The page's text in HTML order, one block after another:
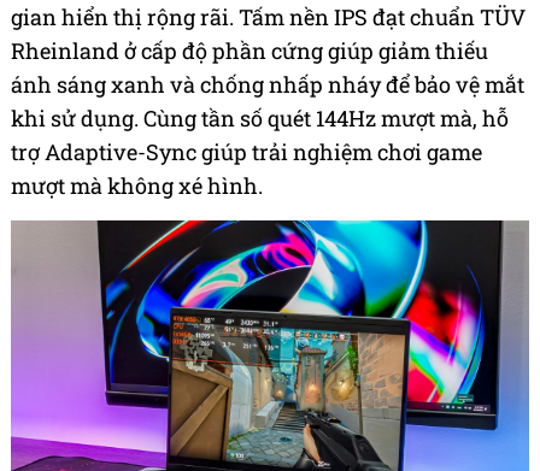
gian hiển thị rộng rãi. Tấm nền IPS đạt chuẩn TÜV
Rheinland ở cấp độ phần cứng giúp giảm thiếu
ánh sáng xanh và chống nhấp nháy để bảo vệ mắt
khi sử dụng. Cùng tần số quét 144Hz mượt mà, hỗ
trợ Adaptive-Sync giúp trải nghiệm chơi game
mượt mà không xé hình.